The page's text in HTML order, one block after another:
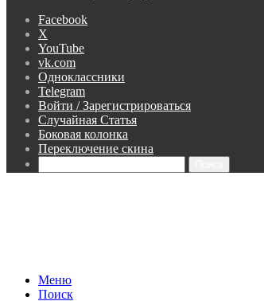
Facebook
X
YouTube
vk.com
Одноклассники
Telegram
Войти / Зарегистрироваться
Случайная Статья
Боковая колонка
Переключение скина
Меню
Поиск